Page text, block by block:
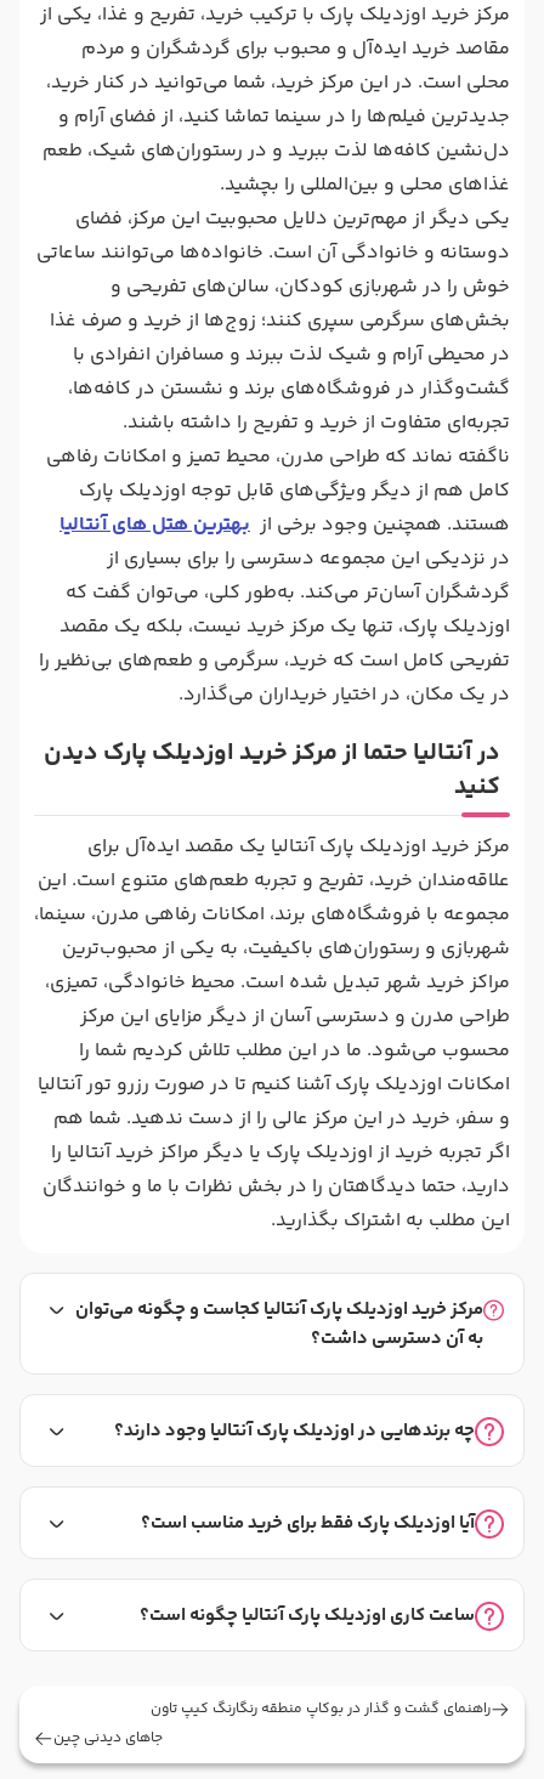
مرکز خرید اوزدیلک پارک با ترکیب خرید، تفریح و غذا، یکی از
مقاصد خرید ایده‌آل و محبوب برای گردشگران و مردم
محلی است. در این مرکز خرید، شما می‌توانید در کنار خرید،
جدیدترین فیلم‌ها را در سینما تماشا کنید، از فضای آرام و
دل‌نشین کافه‌ها لذت ببرید و در رستوران‌های شیک، طعم
غذاهای محلی و بین‌المللی را بچشید.
یکی دیگر از مهم‌ترین دلایل محبوبیت این مرکز، فضای
دوستانه و خانوادگی آن است. خانواده‌ها می‌توانند ساعاتی
خوش را در شهربازی کودکان، سالن‌های تفریحی و
بخش‌های سرگرمی سپری کنند؛ زوج‌ها از خرید و صرف غذا
در محیطی آرام و شیک لذت ببرند و مسافران انفرادی با
گشت‌وگذار در فروشگاه‌های برند و نشستن در کافه‌ها،
تجربه‌ای متفاوت از خرید و تفریح را داشته باشند.
ناگفته نماند که طراحی مدرن، محیط تمیز و امکانات رفاهی
کامل هم از دیگر ویژگی‌های قابل توجه اوزدیلک پارک
هستند. همچنین وجود برخی از بهترین هتل های آنتالیا
در نزدیکی این مجموعه دسترسی را برای بسیاری از
گردشگران آسان‌تر می‌کند. به‌طور کلی، می‌توان گفت که
اوزدیلک پارک، تنها یک مرکز خرید نیست، بلکه یک مقصد
تفریحی کامل است که خرید، سرگرمی و طعم‌های بی‌نظیر را
در یک مکان، در اختیار خریداران می‌گذارد.
در آنتالیا حتما از مرکز خرید اوزدیلک پارک دیدن
کنید
مرکز خرید اوزدیلک پارک آنتالیا یک مقصد ایده‌آل برای
علاقه‌مندان خرید، تفریح و تجربه طعم‌های متنوع است. این
مجموعه با فروشگاه‌های برند، امکانات رفاهی مدرن، سینما،
شهربازی و رستوران‌های باکیفیت، به یکی از محبوب‌ترین
مراکز خرید شهر تبدیل شده است. محیط خانوادگی، تمیزی،
طراحی مدرن و دسترسی آسان از دیگر مزایای این مرکز
محسوب می‌شود. ما در این مطلب تلاش کردیم شما را
امکانات اوزدیلک پارک آشنا کنیم تا در صورت رزرو تور آنتالیا
و سفر، خرید در این مرکز عالی را از دست ندهید. شما هم
اگر تجربه خرید از اوزدیلک پارک یا دیگر مراکز خرید آنتالیا را
دارید، حتما دیدگاهتان را در بخش نظرات با ما و خوانندگان
این مطلب به اشتراک بگذارید.
مرکز خرید اوزدیلک پارک آنتالیا کجاست و چگونه می‌توان
به آن دسترسی داشت؟
چه برندهایی در اوزدیلک پارک آنتالیا وجود دارند؟
آیا اوزدیلک پارک فقط برای خرید مناسب است؟
ساعت کاری اوزدیلک پارک آنتالیا چگونه است؟
راهنمای گشت و گذار در بوکاپ منطقه رنگارنگ کیپ تاون
جاهای دیدنی چین